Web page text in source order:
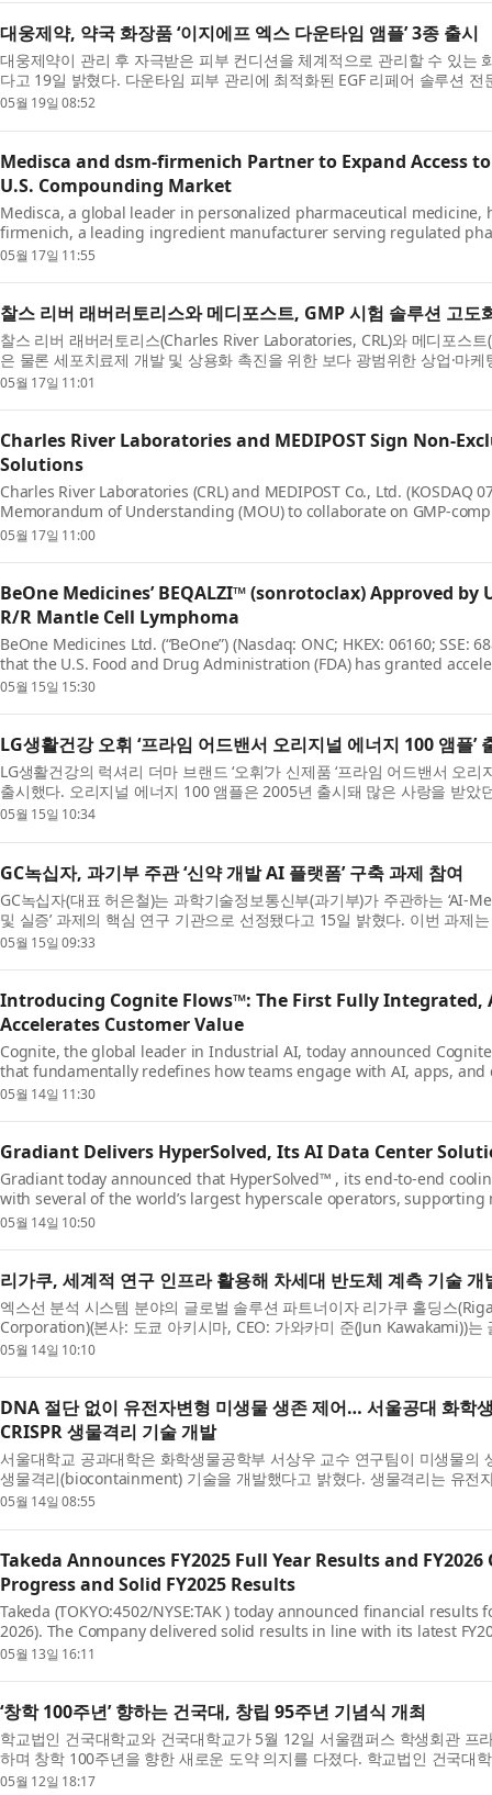
대웅제약, 약국 화장품 ‘이지에프 엑스 다운타임 앰플’ 3종 출시
대웅제약이 관리 후 자극받은 피부 컨디션을 체계적으로 관리할 수 있는
다고 19일 밝혔다. 다운타임 피부 관리에 최적화된 EGF 리페어 솔루션
...
05월 19일 08:52
Medisca and dsm-firmenich Partner to Expand Access
U.S. Compounding Market
Medisca, a global leader in personalized pharmaceutical
firmenich, a leading ingredient manufacturer serving regulated
partnership, Medisca ...
05월 17일 11:55
찰스 리버 래버러토리스와 메디포스트, GMP 시험 솔루션 고도
찰스 리버 래버러토리스(Charles River Laboratories, CRL)와 메디포스
은 물론 세포치료제 개발 및 상용화 촉진을 위한 보다 광범위한 상업·마
(MOU)...
05월 17일 11:01
Charles River Laboratories and MEDIPOST Sign Non-
Solutions
Charles River Laboratories (CRL) and MEDIPOST Co., Ltd.
Memorandum of Understanding (MOU) to collaborate on GMP-
marketing efforts to ...
05월 17일 11:00
BeOne Medicines’ BEQALZI™ (sonrotoclax) Approved
R/R Mantle Cell Lymphoma
BeOne Medicines Ltd. (“BeOne”) (Nasdaq: ONC; HKEX: 06160;
that the U.S. Food and Drug Administration (FDA) has granted
sonrotoclax), a foundat...
05월 15일 15:30
LG생활건강 오휘 ‘프라임 어드밴서 오리지널 에너지 100 앰플’
LG생활건강의 럭셔리 더마 브랜드 ‘오휘’가 신제품 ‘프라임 어드밴서 오
출시했다. 오리지널 에너지 100 앰플은 2005년 출시돼 많은 사랑을 받았
티...
05월 15일 10:34
GC녹십자, 과기부 주관 ‘신약 개발 AI 플랫폼’ 구축 과제 참여
GC녹십자(대표 허은철)는 과학기술정보통신부(과기부)가 주관하는 ‘AI-
및 실증’ 과제의 핵심 연구 기관으로 선정됐다고 15일 밝혔다. 이번 과제
...
05월 15일 09:33
Introducing Cognite Flows™: The First Fully
Accelerates Customer Value
Cognite, the global leader in Industrial AI, today announced
that fundamentally redefines how teams engage with AI, apps,
optimize th...
05월 14일 11:30
Gradiant Delivers HyperSolved, Its AI Data Center
Gradiant today announced that HyperSolved™ , its end-to-end
with several of the world’s largest hyperscale operators,
market...
05월 14일 10:50
리가쿠, 세계적 연구 인프라 활용해 차세대 반도체 계측 기술 개
엑스선 분석 시스템 분야의 글로벌 솔루션 파트너이자 리가쿠 홀딩스
Corporation)(본사: 도쿄 아키시마, CEO: 가와카미 준(Jun Kawakami))
발을 ...
05월 14일 10:10
DNA 절단 없이 유전자변형 미생물 생존 제어… 서울공대 화학
CRISPR 생물격리 기술 개발
서울대학교 공과대학은 화학생물공학부 서상우 교수 연구팀이 미생물
생물격리(biocontainment) 기술을 개발했다고 밝혔다. 생물격리는 유전
도록 ...
05월 14일 08:55
Takeda Announces FY2025 Full Year Results and
Progress and Solid FY2025 Results
Takeda (TOKYO:4502/NYSE:TAK ) today announced financial
2026). The Company delivered solid results in line with its latest
savings, mitigat...
05월 13일 16:11
‘창학 100주년’ 향하는 건국대, 창립 95주년 기념식 개최
학교법인 건국대학교와 건국대학교가 5월 12일 서울캠퍼스 학생회관
하며 창학 100주년을 향한 새로운 도약 의지를 다졌다. 학교법인 건국대
을 개최...
05월 12일 18:17